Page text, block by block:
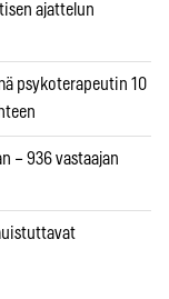
ajattelun
psykoterapeutin 10
– 936 vastaajan